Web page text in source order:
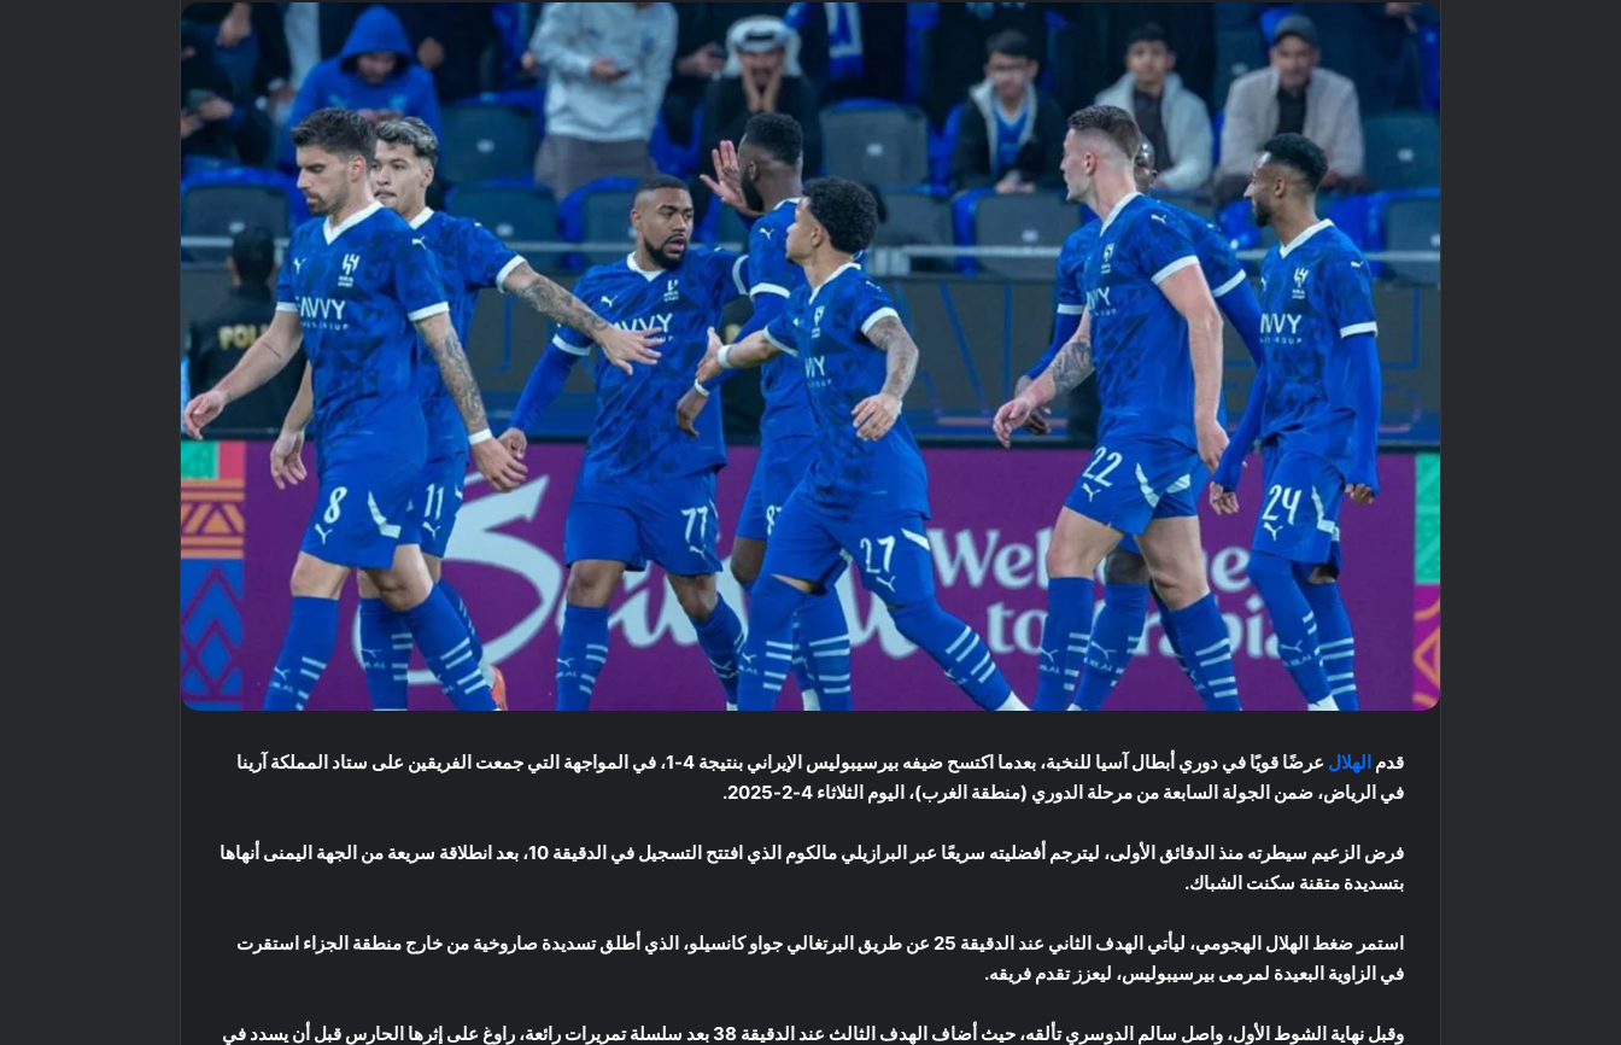
قدمالهلال
عرضًا قويًا في دوري أبطال آسيا للنخبة، بعدما اكتسح ضيفه بيرسيبوليس الإيراني بنتيجة 4-1، في المواجهة التي جمعت الفريقين على ستاد المملكة آرينا
في الرياض، ضمن الجولة السابعة من مرحلة الدوري (منطقة الغرب)، اليوم الثلاثاء 4-2-2025.
فرض الزعيم سيطرته منذ الدقائق الأولى، ليترجم أفضليته سريعًا عبر البرازيلي مالكوم الذي افتتح التسجيل في الدقيقة 10، بعد انطلاقة سريعة من الجهة اليمنى أنهاها
بتسديدة متقنة سكنت الشباك.
استمر ضغط الهلال الهجومي، ليأتي الهدف الثاني عند الدقيقة 25 عن طريق البرتغالي جواو كانسيلو، الذي أطلق تسديدة صاروخية من خارج منطقة الجزاء استقرت
في الزاوية البعيدة لمرمى بيرسيبوليس، ليعزز تقدم فريقه.
وقبل نهاية الشوط الأول، واصل سالم الدوسري تألقه، حيث أضاف الهدف الثالث عند الدقيقة 38 بعد سلسلة تمريرات رائعة، راوغ على إثرها الحارس قبل أن يسدد في